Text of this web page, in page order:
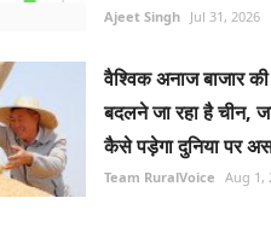
Ajeet Singh Jul 31, 2026
वैश्विक अनाज बाजार
बदलने जा रहा है चीन,
कैसे पड़ेगा दुनिया पर
Team RuralVoice Aug 1,